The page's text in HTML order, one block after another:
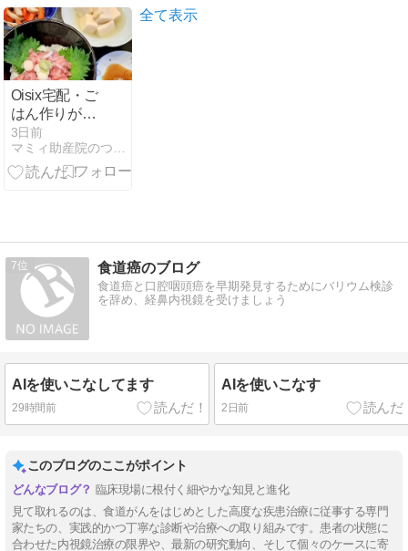
Oisix宅配・ご
はん作りが楽
しみに・やる
気&元気が戻
ってきまし
3日前
マミィ助産院のつれづれ日記
全て表示
7 食道癌のブログ
食道癌と口腔咽頭癌を早期発見するためにバリウム検診
を辞め、経鼻内視鏡を受けましょう
AIを使いこなしてます
29時間前
AIを使いこなす
2日前
このブログのここがポイント
臨床現場に根付く細やかな知見と進化
見て取れるのは、食道がんをはじめとした高度な疾患治療に従事する専門
家たちの、実践的かつ丁寧な診断や治療への取り組みです。患者の状態に
合わせた内視鏡治療の限界や、最新の研究動向、そして個々のケースに寄